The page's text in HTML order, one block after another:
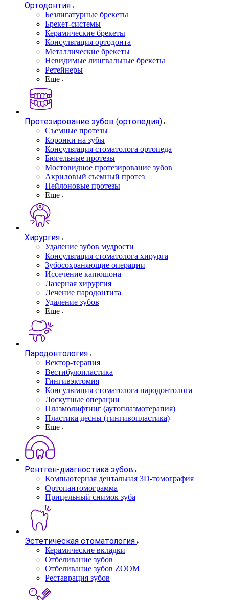
Ортодонтия
Безлигатурные брекеты
Брекет-системы
Керамические брекеты
Консультация ортодонта
Металлические брекеты
Невидимые лингвальные брекеты
Ретейнеры
Еще
Протезирование зубов (ортопедия)
Съемные протезы
Коронки на зубы
Консультация стоматолога ортопеда
Бюгельные протезы
Мостовидное протезирование зубов
Акриловый съемный протез
Нейлоновые протезы
Еще
Хирургия
Удаление зубов мудрости
Консультация стоматолога хирурга
Зубосохраняющие операции
Иссечение капюшона
Лазерная хирургия
Лечение пародонтита
Удаление зубов
Еще
Пародонтология
Вектор-терапия
Вестибулопластика
Гингивэктомия
Консультация стоматолога пародонтолога
Лоскутные операции
Плазмолифтинг (аутоплазмотерапия)
Пластика десны (гингивопластика)
Еще
Рентген-диагностика зубов
Компьютерная дентальная 3D-томография
Ортопантомограмма
Прицельный снимок зуба
Эстетическая стоматология
Керамические вкладки
Отбеливание зубов
Отбеливание зубов ZOOM
Реставрация зубов